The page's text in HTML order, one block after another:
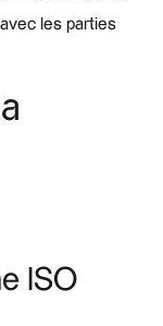
les parties
ISO